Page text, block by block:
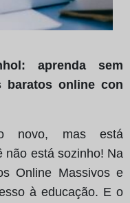
aprenda sem
online con
novo, mas está
não está sozinho! Na
Online Massivos e
à educação. E o